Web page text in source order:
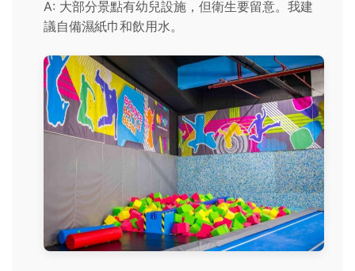
A: 大部分景點有幼兒設施，但衛生要留意。我建
議自備濕紙巾和飲用水。